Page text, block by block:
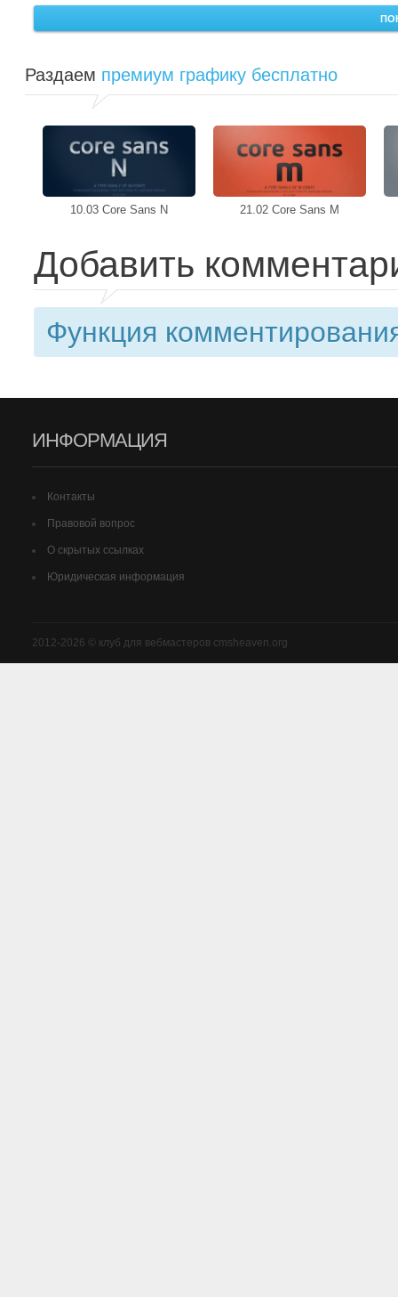
Раздаем премиум графику бесплатно
10.03 Core Sans N 21.02 Core Sans M
Добавить
Функция
ИНФОРМАЦИЯ
Контакты
Правовой вопрос
О скрытых ссылках
Юридическая информация
2012-2026 © клуб для вебмастеров cmsheaven.org